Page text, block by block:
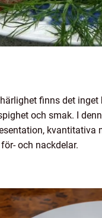
finns det
och smak. I
och nackdelar.